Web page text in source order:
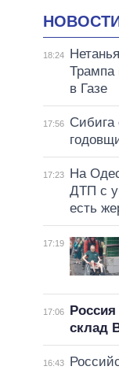
18:24
Трампа
в Газе
17:56
Сибига
17:23
На
ДТП с
есть
17:19
17:06
склад
16:43